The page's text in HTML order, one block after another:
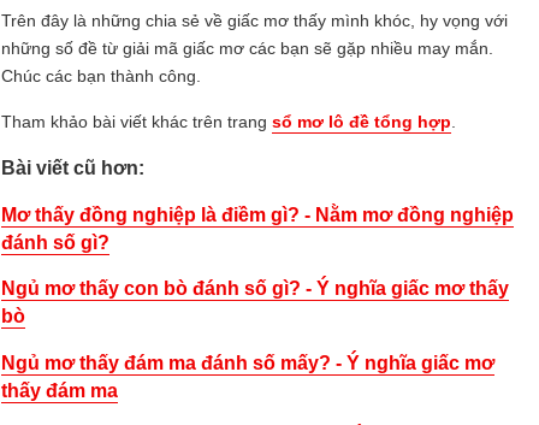
Trên đây là những chia sẻ về giấc mơ thấy mình khóc, hy vọng với
những số đề từ giải mã giấc mơ các bạn sẽ gặp nhiều may mắn.
Chúc các bạn thành công.
Tham khảo bài viết khác trên trang sổ mơ lô đề tổng hợp.
Bài viết cũ hơn:
Mơ thấy đồng nghiệp là điềm gì? - Nằm mơ đồng nghiệp
đánh số gì?
Ngủ mơ thấy con bò đánh số gì? - Ý nghĩa giấc mơ thấy
bò
Ngủ mơ thấy đám ma đánh số mấy? - Ý nghĩa giấc mơ
thấy đám ma